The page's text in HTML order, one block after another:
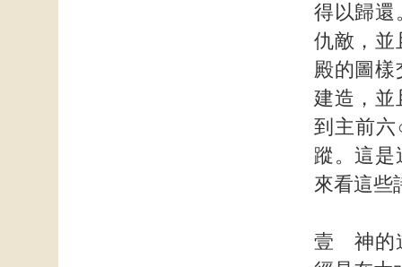
得以歸還
仇敵，並
殿的圖樣
建造，並
到主前
蹤。這是
來看這些
壹 神的